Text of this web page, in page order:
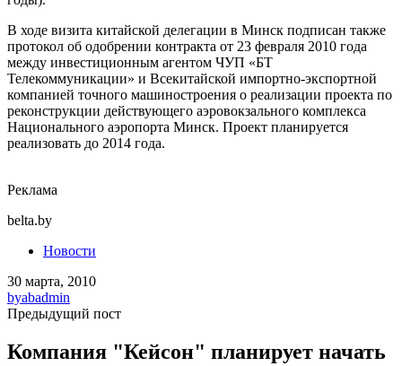
В ходе визита китайской делегации в Минск подписан также
протокол об одобрении контракта от 23 февраля 2010 года
между инвестиционным агентом ЧУП «БТ
Телекоммуникации» и Всекитайской импортно-экспортной
компанией точного машиностроения о реализации проекта по
реконструкции действующего аэровокзального комплекса
Национального аэропорта Минск. Проект планируется
реализовать до 2014 года.
Реклама
belta.by
Новости
30 марта, 2010
byabadmin
Предыдущий пост
Компания "Кейсон" планирует начать